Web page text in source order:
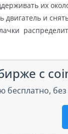
их
и
с
бесплатно,